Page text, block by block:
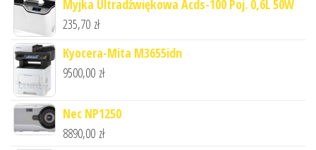
Myjka Ultradźwiękowa Acds-100 Poj. 0,6L 50W
235,70 zł
Kyocera-Mita M3655idn
9500,00 zł
Nec NP1250
8890,00 zł